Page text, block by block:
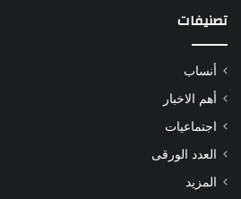
تصنيفات
أنساب
أهم الاخبار
اجتماعيات
العدد الورقى
المزيد